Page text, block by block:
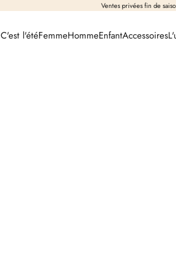
Ventes privées fin de
C'est l'étéFemmeHommeEnfantAccessoires